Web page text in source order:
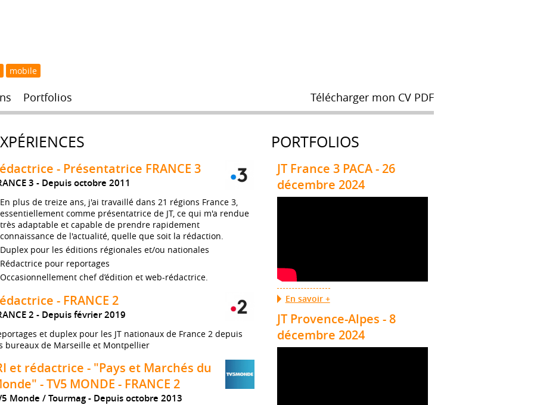
mobile
Portfolios Télécharger mon CV PDF
- Présentatrice FRANCE 3
3 Depuis octobre 2011
En plus de treize ans, j'ai travaillé dans 21 régions France 3,
essentiellement comme présentatrice de JT, ce qui m'a rendue
très adaptable et capable de prendre rapidement
connaissance de l'actualité, quelle que soit la rédaction.
Duplex pour les éditions régionales et/ou nationales
Rédactrice pour reportages
Occasionnellement chef d’édition et web-rédactrice.
- FRANCE 2
2 Depuis février 2019
et duplex pour les JT nationaux de France 2 depuis
bureaux de Marseille et Montpellier
et rédactrice - "Pays et Marchés du
- TV5 MONDE - FRANCE 2
Monde / Tourmag Depuis octobre 2013
PORTFOLIOS
JT France 3 PACA - 26
décembre 2024
En savoir +
JT Provence-Alpes - 8
décembre 2024